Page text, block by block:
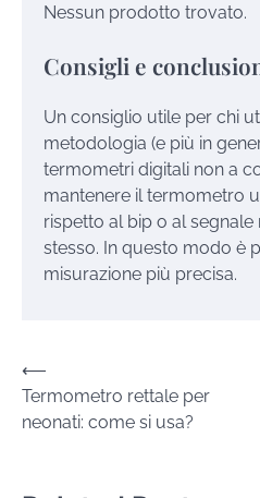
Nessun prodotto trovato.
Consigli e
Un consiglio utile per chi
metodologia (e più in
termometri digitali non a
mantenere il termometro
rispetto al bip o al
stesso. In questo modo è
misurazione più precisa.
Navigazione
articoli
⟵
Termometro rettale per
neonati: come si usa?